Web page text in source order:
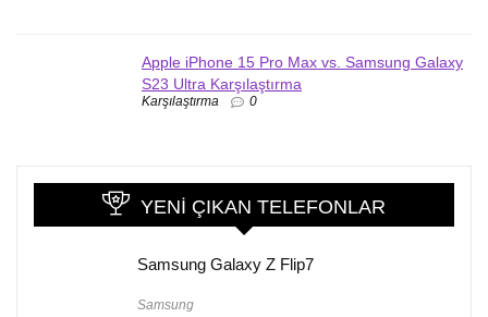
Apple iPhone 15 Pro Max vs. Samsung Galaxy
S23 Ultra Karşılaştırma
Karşılaştırma 0
YENI ÇIKAN TELEFONLAR
Samsung Galaxy Z Flip7
Samsung